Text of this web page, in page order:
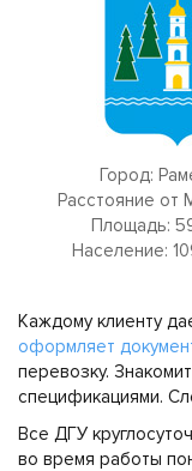
Город:
Расстояние от
Площадь:
Население:
Каждому клиенту
оформляет
перевозку.
спецификациями.
Все ДГУ
во время работы